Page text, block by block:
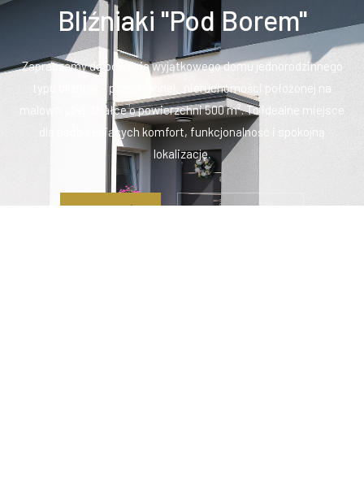
Bliźniaki "Pod Borem"
Zapraszamy do odkrycia wyjątkowego domu jednorodzinnego
typu bliźniak – przestronnej, nieruchomości położonej na
malowniczej działce o powierzchni 500 m². To idealne miejsce
dla osób ceniących komfort, funkcjonalność i spokojną
lokalizację.